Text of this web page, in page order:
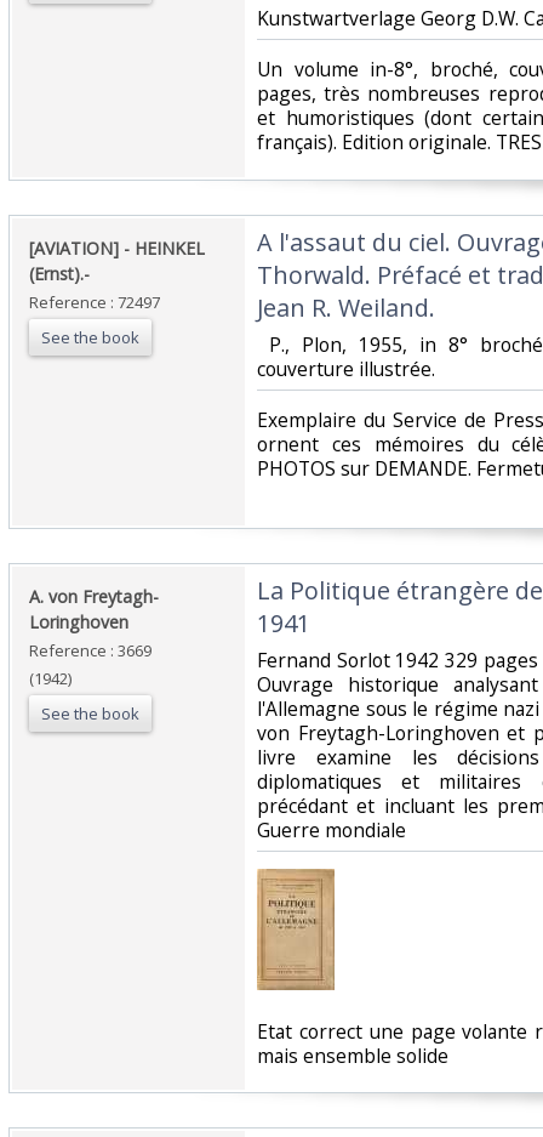
‎Kunstwartverlage Georg D.W.
‎Un volume in-8°, broché,
pages, très nombreuses
et humoristiques (dont
français). Edition originale.
‎[AVIATION] - HEINKEL
(Ernst).-‎
Reference : 72497
See the book
‎A l'assaut du ciel.
Thorwald. Préfacé et
Jean R. Weiland.‎
P., Plon, 1955, in 8°
couverture illustrée. ‎
‎Exemplaire du Service de
ornent ces mémoires du
PHOTOS sur DEMANDE.
‎A. von Freytagh-
Loringhoven‎
Reference : 3669
(1942)
See the book
‎La Politique étrangère
1941‎
‎Fernand Sorlot 1942 329
Ouvrage historique
l'Allemagne sous le régime
von Freytagh-Loringhoven et
livre examine les
diplomatiques et
précédant et incluant les
Guerre mondiale‎
‎Etat correct une page volante
mais ensemble solide‎